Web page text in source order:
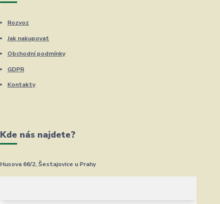
Rozvoz
Jak nakupovat
Obchodní podmínky
GDPR
Kontakty
Kde nás najdete?
Husova 66/2, Šestajovice u Prahy